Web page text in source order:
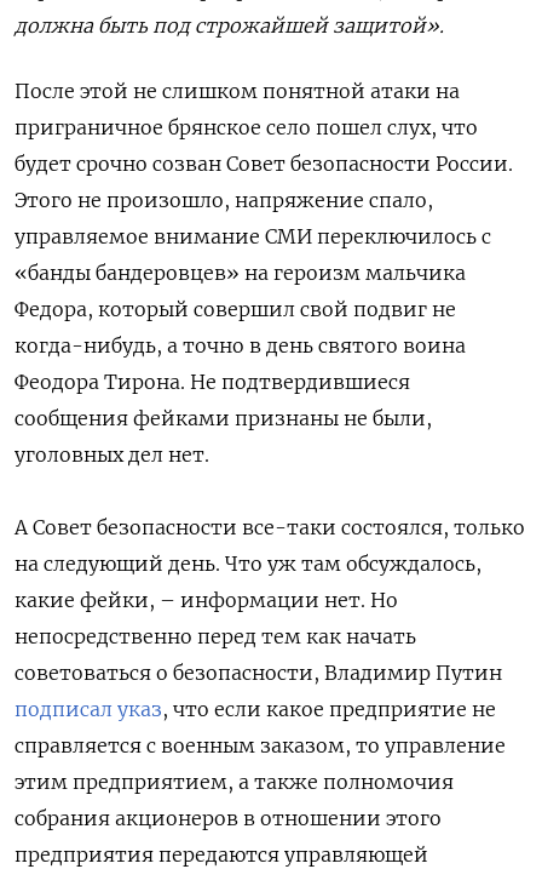
должна быть под строжайшей защитой».
После этой не слишком понятной атаки на
приграничное брянское село пошел слух, что
будет срочно созван Совет безопасности России.
Этого не произошло, напряжение спало,
управляемое внимание СМИ переключилось с
«банды бандеровцев» на героизм мальчика
Федора, который совершил свой подвиг не
когда-нибудь, а точно в день святого воина
Феодора Тирона. Не подтвердившиеся
сообщения фейками признаны не были,
уголовных дел нет.
А Совет безопасности все-таки состоялся, только
на следующий день. Что уж там обсуждалось,
какие фейки, – информации нет. Но
непосредственно перед тем как начать
советоваться о безопасности, Владимир Путин
подписал указ, что если какое предприятие не
справляется с военным заказом, то управление
этим предприятием, а также полномочия
собрания акционеров в отношении этого
предприятия передаются управляющей